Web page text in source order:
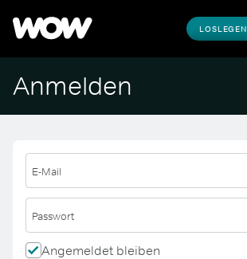
LOSLEGEN
Anmelden
E-Mail
Passwort
Angemeldet bleiben